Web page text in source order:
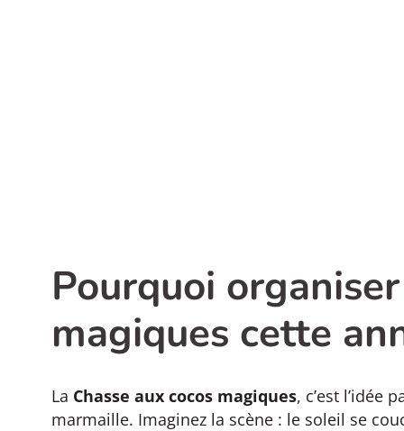
Pourquoi
magiques cette
La Chasse aux cocos magiques, c’est l’idée
marmaille. Imaginez la scène : le soleil se